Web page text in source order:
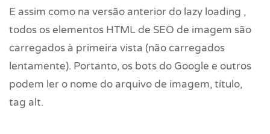
E assim como na versão anterior do lazy loading ,
todos os elementos HTML de SEO de imagem são
carregados à primeira vista (não carregados
lentamente). Portanto, os bots do Google e outros
podem ler o nome do arquivo de imagem, título,
tag alt.